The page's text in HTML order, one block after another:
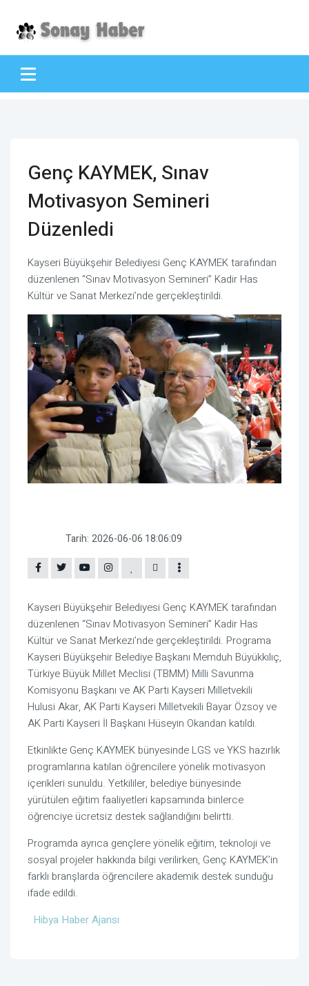
Genç KAYMEK, Sınav
Motivasyon Semineri
Düzenledi
Kayseri Büyükşehir Belediyesi Genç KAYMEK tarafından
düzenlenen “Sınav Motivasyon Semineri” Kadir Has
Kültür ve Sanat Merkezi’nde gerçekleştirildi.
Tarih: 2026-06-06 18:06:09
Kayseri Büyükşehir Belediyesi Genç KAYMEK tarafından
düzenlenen “Sınav Motivasyon Semineri” Kadir Has
Kültür ve Sanat Merkezi’nde gerçekleştirildi. Programa
Kayseri Büyükşehir Belediye Başkanı Memduh Büyükkılıç,
Türkiye Büyük Millet Meclisi (TBMM) Milli Savunma
Komisyonu Başkanı ve AK Parti Kayseri Milletvekili
Hulusi Akar, AK Parti Kayseri Milletvekili Bayar Özsoy ve
AK Parti Kayseri İl Başkanı Hüseyin Okandan katıldı.
Etkinlikte Genç KAYMEK bünyesinde LGS ve YKS hazırlık
programlarına katılan öğrencilere yönelik motivasyon
içerikleri sunuldu. Yetkililer, belediye bünyesinde
yürütülen eğitim faaliyetleri kapsamında binlerce
öğrenciye ücretsiz destek sağlandığını belirtti.
Programda ayrıca gençlere yönelik eğitim, teknoloji ve
sosyal projeler hakkında bilgi verilirken, Genç KAYMEK’in
farklı branşlarda öğrencilere akademik destek sunduğu
ifade edildi.
Hibya Haber Ajansı